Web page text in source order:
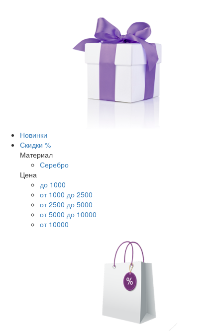
Новинки
Скидки %
Материал
Серебро
Цена
до 1000
от 1000 до 2500
от 2500 до 5000
от 5000 до 10000
от 10000